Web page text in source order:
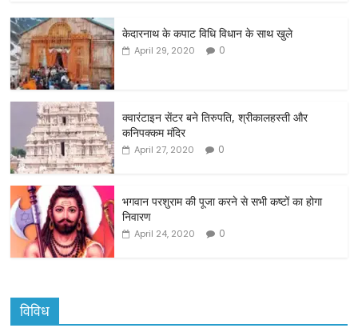
c
e
b
o
o
k
itt
er
ai ar
e
केदारनाथ के कपाट विधि विधान के साथ खुले
April 29, 2020 0
क्वारंटाइन सेंटर बने तिरुपति, श्रीकालहस्ती और
कनिपक्कम मंदिर
April 27, 2020 0
भगवान परशुराम की पूजा करने से सभी कष्टों का होगा
निवारण
April 24, 2020 0
विविध